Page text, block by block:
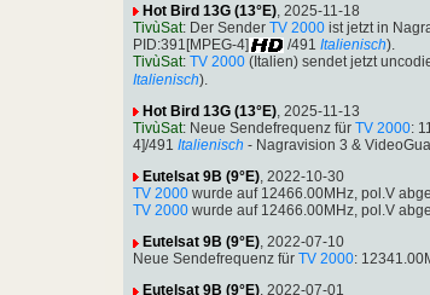
Hot Bird 13G (13°E), 2025-11-18
TivùSat: Der Sender TV 2000 ist jetzt in
PID:391[MPEG-4]
/491 Italienisch).
TivùSat: TV 2000 (Italien) sendet jetzt
Italienisch).
Hot Bird 13G (13°E) , 2025-11-13
TivùSat: Neue Sendefrequenz für TV 2000:
4]/491 Italienisch - Nagravision 3 &
Eutelsat 9B (9°E) , 2022-10-30
TV 2000 wurde auf 12466.00MHz, pol.V
TV 2000 wurde auf 12466.00MHz, pol.V
Eutelsat 9B (9°E), 2022-07-10
Neue Sendefrequenz für TV 2000:
Eutelsat 9B (9°E), 2022-07-01